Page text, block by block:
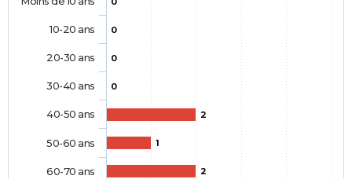
0
0
0
2
1
2
10-20 ans
20-30 ans
30-40 ans
40-50 ans
50-60 ans
60-70 ans